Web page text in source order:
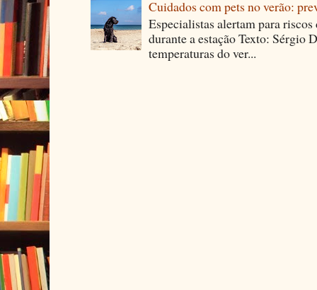
Cuidados com pets no verão:
Especialistas alertam para
durante a estação Texto: Sérgio
temperaturas do ver...